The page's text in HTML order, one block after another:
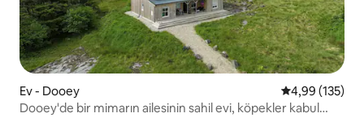
Ev - Dooey 5 üzerinden
4,99 (135)
Dooey'de bir mimarın ailesinin sahil evi, köpekler kabul